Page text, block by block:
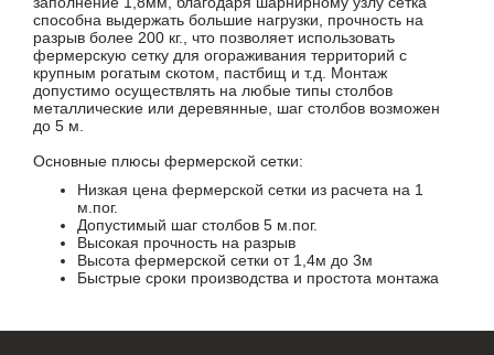
способна выдержать большие нагрузки, прочность на
разрыв более 200 кг., что позволяет использовать
фермерскую сетку для огораживания территорий с
крупным рогатым скотом, пастбищ и т.д. Монтаж
допустимо осуществлять на любые типы столбов
металлические или деревянные, шаг столбов возможен
до 5 м.
Основные плюсы фермерской сетки:
Низкая цена фермерской сетки из расчета на 1
м.пог.
Допустимый шаг столбов 5 м.пог.
Высокая прочность на разрыв
Высота фермерской сетки от 1,4м до 3м
Быстрые сроки производства и простота монтажа